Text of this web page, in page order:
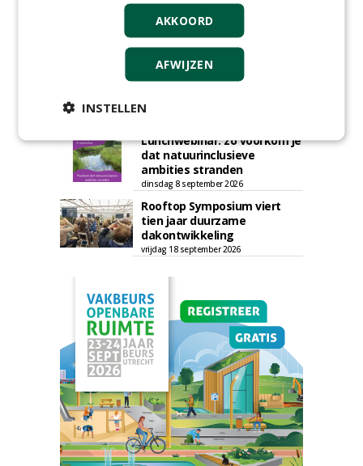
Vakdag 'All About Annuals'
zet eenjarige planten
centraal in Appeltern
donderdag 27 augustus 2026
Openbare Ruimte Congres
centraal in Zaanstad
Lunchwebinar: zo voorkom je
dat natuurinclusieve
ambities stranden
dinsdag 8 september 2026
Rooftop Symposium viert
tien jaar duurzame
dakontwikkeling
vrijdag 18 september 2026
AKKOORD
AFWIJZEN
INSTELLEN